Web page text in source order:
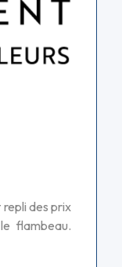
des prix
flambeau.